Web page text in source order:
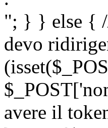
"; } } else {
devo
avere il